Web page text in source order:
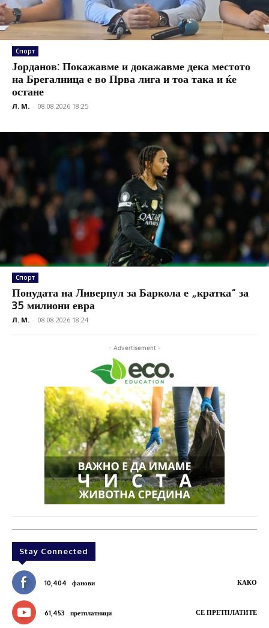
Спорт
Јорданов: Покажавме и докажавме дека местото
на Брегалница е во Прва лига и тоа така и ќе
остане
Л. М. - 08.08.2026 18:25
Спорт
Понудата на Ливерпул за Баркола е „кратка“ за
35 милиони евра
Л. М. - 08.08.2026 18:24
- Advertisement -
Stay Connected
10,404 фанови КАКО
61,453 претплатници СЕ ПРЕТПЛАТИТЕ